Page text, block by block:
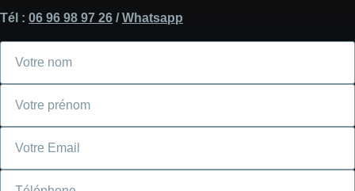
Tél : 06 96 98 97 26 /Whatsapp